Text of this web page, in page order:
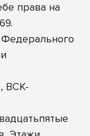
права на
ВСК-